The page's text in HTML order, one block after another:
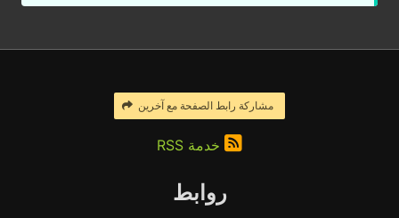
مشاركة رابط الصفحة مع آخرين
خدمة RSS
روابط